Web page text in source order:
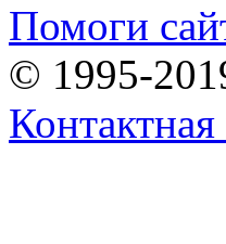
Помоги
© 1995-